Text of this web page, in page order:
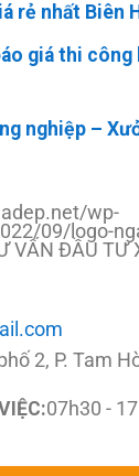
rẻ nhất Biên
giá thi
nghiệp –
VẤN ĐẦU TƯ
2, P. Tam
07h30 -